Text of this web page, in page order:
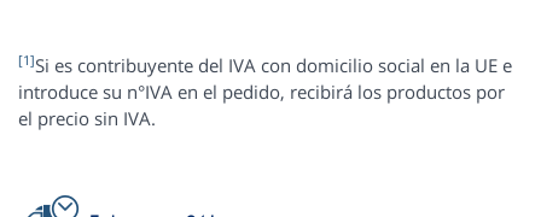
[1]Si es contribuyente del IVA con domicilio social en la UE e
introduce su n°IVA en el pedido, recibirá los productos por
el precio sin IVA.